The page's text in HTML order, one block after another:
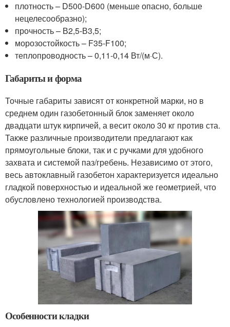
плотность – D500-D600 (меньше опасно, больше
нецелесообразно);
прочность – В2,5-В3,5;
морозостойкость – F35-F100;
теплопроводность – 0,11-0,14 Вт/(м·С).
Габариты и форма
Точные габариты зависят от конкретной марки, но в
среднем один газобетонный блок заменяет около
двадцати штук кирпичей, а весит около 30 кг против ста.
Также различные производители предлагают как
прямоугольные блоки, так и с ручками для удобного
захвата и системой паз/гребень. Независимо от этого,
весь автоклавный газобетон характеризуется идеально
гладкой поверхностью и идеальной же геометрией, что
обусловлено технологией производства.
Особенности кладки